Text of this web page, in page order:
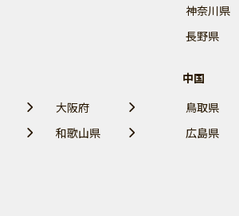
神奈川県
長野県
大阪府
和歌山県
中国
鳥取県
広島県